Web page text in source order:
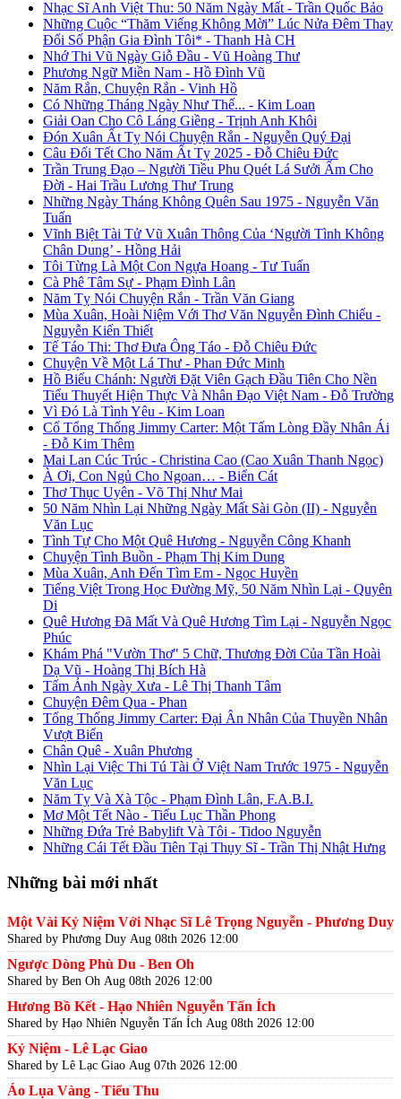
Nhạc Sĩ Anh Việt Thu: 50 Năm Ngày Mất - Trần Quốc Bảo
Những Cuộc “Thăm Viếng Không Mời” Lúc Nửa Đêm Thay
Đổi Số Phận Gia Đình Tôi* - Thanh Hà CH
Nhớ Thi Vũ Ngày Giỗ Đầu - Vũ Hoàng Thư
Phương Ngữ Miền Nam - Hồ Đình Vũ
Năm Rắn, Chuyện Rắn - Vinh Hồ
Có Những Tháng Ngày Như Thế... - Kim Loan
Giải Oan Cho Cô Láng Giềng - Trịnh Anh Khôi
Đón Xuân Ất Tỵ Nói Chuyện Rắn - Nguyễn Quý Đại
Câu Đối Tết Cho Năm Ất Tỵ 2025 - Đỗ Chiêu Đức
Trần Trung Đạo – Người Tiều Phu Quét Lá Sưởi Ấm Cho
Đời - Hai Trầu Lương Thư Trung
Những Ngày Tháng Không Quên Sau 1975 - Nguyễn Văn
Tuấn
Vĩnh Biệt Tài Tử Vũ Xuân Thông Của ‘Người Tình Không
Chân Dung’ - Hồng Hải
Tôi Từng Là Một Con Ngựa Hoang - Tư Tuấn
Cà Phê Tâm Sự - Phạm Đình Lân
Năm Tỵ Nói Chuyện Rắn - Trần Văn Giang
Mùa Xuân, Hoài Niệm Với Thơ Văn Nguyễn Đình Chiểu -
Nguyễn Kiến Thiết
Tế Táo Thi: Thơ Đưa Ông Táo - Đỗ Chiêu Đức
Chuyện Về Một Lá Thư - Phan Đức Minh
Hồ Biểu Chánh: Người Đặt Viên Gạch Đầu Tiên Cho Nền
Tiểu Thuyết Hiện Thực Và Nhân Đạo Việt Nam - Đỗ Trường
Vì Đó Là Tình Yêu - Kim Loan
Cố Tổng Thống Jimmy Carter: Một Tấm Lòng Đầy Nhân Ái
- Đỗ Kim Thêm
Mai Lan Cúc Trúc - Christina Cao (Cao Xuân Thanh Ngọc)
À Ơi, Con Ngủ Cho Ngoan… - Biển Cát
Thơ Thục Uyên - Võ Thị Như Mai
50 Năm Nhìn Lại Những Ngày Mất Sài Gòn (II) - Nguyễn
Văn Lục
Tình Tự Cho Một Quê Hương - Nguyễn Công Khanh
Chuyện Tình Buồn - Phạm Thị Kim Dung
Mùa Xuân, Anh Đến Tìm Em - Ngọc Huyền
Tiếng Việt Trong Học Đường Mỹ, 50 Năm Nhìn Lại - Quyên
Di
Quê Hương Đã Mất Và Quê Hương Tìm Lại - Nguyễn Ngọc
Phúc
Khám Phá "Vườn Thơ" 5 Chữ, Thương Đời Của Tần Hoài
Dạ Vũ - Hoàng Thị Bích Hà
Tấm Ảnh Ngày Xưa - Lê Thị Thanh Tâm
Chuyện Đêm Qua - Phan
Tổng Thống Jimmy Carter: Đại Ân Nhân Của Thuyền Nhân
Vượt Biển
Chân Quê - Xuân Phương
Nhìn Lại Việc Thi Tú Tài Ở Việt Nam Trước 1975 - Nguyễn
Văn Lục
Năm Tỵ Và Xà Tộc - Phạm Đình Lân, F.A.B.I.
Mơ Một Tết Nào - Tiểu Lục Thần Phong
Những Đứa Trẻ Babylift Và Tôi - Tidoo Nguyễn
Những Cái Tết Đầu Tiên Tại Thụy Sĩ - Trần Thị Nhật Hưng
Những bài mới nhất
Một Vài Kỷ Niệm Với Nhạc Sĩ Lê Trọng Nguyễn - Phương Duy
Shared by Phương Duy Aug 08th 2026 12:00
Ngược Dòng Phù Du - Ben Oh
Shared by Ben Oh Aug 08th 2026 12:00
Hương Bồ Kết - Hạo Nhiên Nguyễn Tấn Ích
Shared by Hạo Nhiên Nguyễn Tấn Ích Aug 08th 2026 12:00
Kỷ Niệm - Lê Lạc Giao
Shared by Lê Lạc Giao Aug 07th 2026 12:00
Áo Lụa Vàng - Tiểu Thu